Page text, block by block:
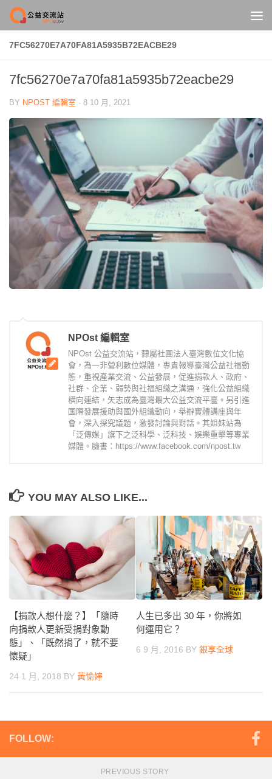
Skip to content
7FC56270E7A70FA81A5935B72EACBE29
7fc56270e7a70fa81a5935b72eacbe29
BY NPOST 編輯室 · 8 10 月, 2021
NPOst 編輯室
NPOst 公益交流站，隸屬社團法人臺灣數位文化協
會，為一非營利數位媒體，專責報導臺灣公益社福動
態，重視產業交流、公益發展，促進捐款人、政府、
社群、企業、弱勢與社福組織之溝通，強化公益組織
橫向連結，矢志成為臺灣最大公益交流平臺。另引進
國際發展援助與國外組織動向，舉辦實體講座與年
會，深入探究議題，激發討論與對話。其姐妹站為
「泛傳媒」旗下之泛科學、泛科技、娛樂重擊等專業
媒體。臉書：https://www.facebook.com/npost.tw
YOU MAY ALSO LIKE...
【捐款人想什麼？】「隨時
向捐款人更新受捐對象動
態」、「既然捐了，就不要
懷疑」
24 1 月, 2018 BY 黃愉婷
人生已多出 30 年，你將如
何運用它？
6 9 月, 2016 BY 銀享全球
FOLLOW:
PREVIOUS STORY